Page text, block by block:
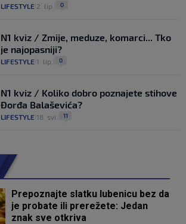
LIFESTYLE 2. lip. 0
N1 kviz / Zmije, meduze, komarci... Tko
je najopasniji?
LIFESTYLE 1. lip. 0
N1 kviz / Koliko dobro poznajete stihove
Đorđa Balaševića?
LIFESTYLE 18. svi. 11
Prepoznajte slatku lubenicu bez da
je probate ili prerežete: Jedan
znak sve otkriva